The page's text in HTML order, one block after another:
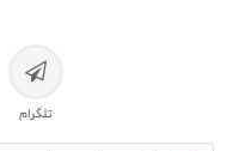
تلگرام